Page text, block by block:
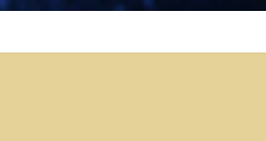
Ancestral